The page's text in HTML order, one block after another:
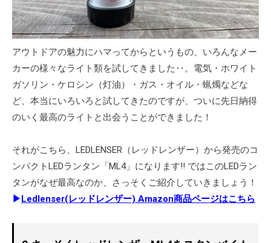
アウトドアの魅力にハマってからというもの、いろんなメー
カーの様々なライト類を試してきました‥。電気・ホワイト
ガソリン・ケロシン（灯油）・ガス・オイル・蝋燭などな
ど、本当にいろいろと試してきたのですが、ついに先日納得
のいく最高のライトと出会うことができました！
それがこちら、LEDLENSER（レッドレンザー）から発売のコ
ンパクトLEDランタン「ML4」になります!! ではこのLEDラン
タンがなぜ最高なのか、さっそくご紹介していきましょう！
▶Ledlenser(レッドレンザー) Amazon商品ページはこちら